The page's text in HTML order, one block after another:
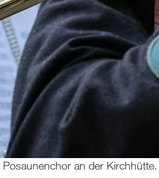
an der Kirchhütte.